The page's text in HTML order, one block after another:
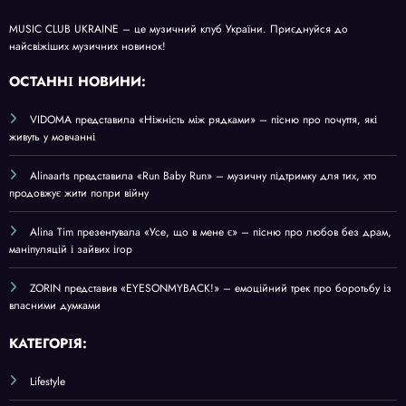
MUSIC CLUB UKRAINE – це музичний клуб України. Приєднуйся до
найсвіжіших музичних новинок!
ОСТАННІ НОВИНИ:
VIDOMA представила «Ніжність між рядками» – пісню про почуття, які
живуть у мовчанні
Alinaarts представила «Run Baby Run» – музичну підтримку для тих, хто
продовжує жити попри війну
Alina Tim презентувала «Усе, що в мене є» – пісню про любов без драм,
маніпуляцій і зайвих ігор
ZORIN представив «EYESONMYBACK!» – емоційний трек про боротьбу із
власними думками
КАТЕГОРІЯ:
Lifestyle